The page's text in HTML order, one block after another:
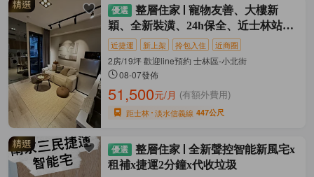
整層住家
寵物友善、大樓新
穎、全新裝潢、24h保全、近士林站、
士林夜市
近捷運 新上架 拎包入住 近商圈
2房/19坪 歡迎line預約 士林區-小北街
08-07發佈
51,500元/月 (有額外費用)
距士林 淡水信義線 447公尺
整層住家
全新聲控智能新風宅x
租補x捷運2分鐘x代收垃圾